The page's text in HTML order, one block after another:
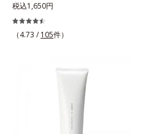
しました。さらに、シリーズ共通の
美容成分「GLルートブースター
(*11)」を配合することで、肌のふ
アが叶うシリーズに。3ステップで
上向き(*12)のハリと透明感を。効
果的なシナジー設計で、あなたのエ
イジングケアを応援します。*1 メ
ラニンの生成を抑え、シミ・ソバカ
リ・ツヤのある、好印象な清潔透明
肌(*1)へ。オルビス ミスターは、男
性の清潔感、爽やかさ、若々しさの
であること(*2)を業界で初めて発見
(*3)。ニキビ・肌荒れ予防有効成分
と保湿成分を新たに配合。これまで
の乾燥・テカリへのケアはそのまま
に、肌荒れ・ニキビ予防など“今”の
税込1,650円
（4.73 / 105件）